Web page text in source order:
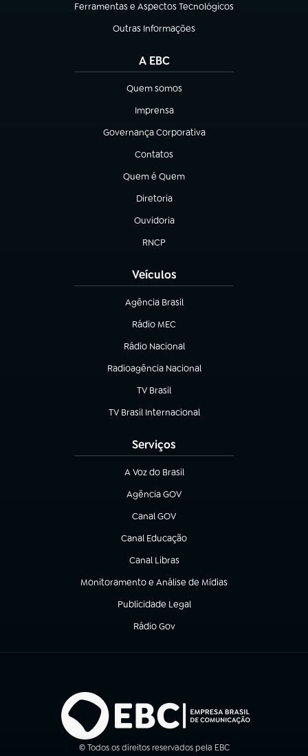
Ferramentas e Aspectos Tecnológicos
(abre em nova aba)
Outras Informações
(abre em nova aba)
A EBC
Quem somos
(abre em nova aba)
Imprensa
(abre em nova aba)
Governança Corporativa
(abre em nova aba)
Contatos
(abre em nova aba)
Quem é Quem
(abre em nova aba)
Diretoria
(abre em nova aba)
Ouvidoria
(abre em nova aba)
RNCP
(abre em nova aba)
Veículos
Agência Brasil
(abre em nova aba)
Rádio MEC
Rádio Nacional
(abre em nova aba)
Radioagência Nacional
(abre em nova aba)
TV Brasil
(abre em nova aba)
TV Brasil Internacional
(abre em nova aba)
Serviços
A Voz do Brasil
(abre em nova aba)
Agência GOV
(abre em nova aba)
Canal GOV
(abre em nova aba)
Canal Educação
(abre em nova aba)
Canal Libras
(abre em nova aba)
Monitoramento e Análise de Mídias
(abre em nova aba)
Publicidade Legal
(abre em nova aba)
Rádio Gov
(abre em nova aba)
© Todos os direitos reservados pela EBC